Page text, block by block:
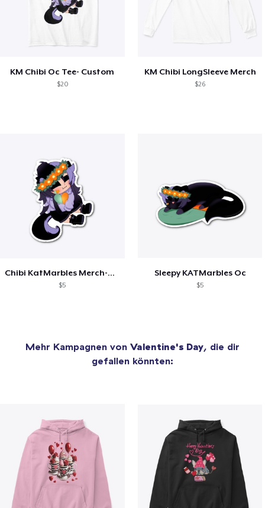
KM Chibi Oc Tee- Custom
$20
KM Chibi LongSleeve Merch
$26
Chibi KatMarbles Merch-Custom
$5
Sleepy KATMarbles Oc
$5
Mehr Kampagnen von Valentine's Day, die dir
gefallen könnten: